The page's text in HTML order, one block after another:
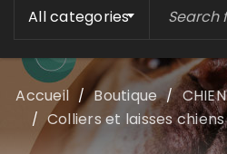
All categories
Accueil / Boutique / CHIEN
/ Colliers et laisses chiens